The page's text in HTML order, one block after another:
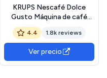
KRUPS Nescafé Dolce
Gusto Máquina de café
cápsulas, Presión 15 bar,
Máquina de café cápsulas,
Multi-bebidas frías o
calientes, Intuitiva,
Compacto, Modo eco,
4.4 1.8k reviews
Ver precio